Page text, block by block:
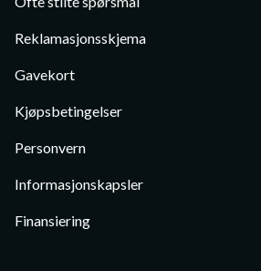
Reklamasjonsskjema
Gavekort
Kjøpsbetingelser
Personvern
Informasjonskapsler
Finansiering